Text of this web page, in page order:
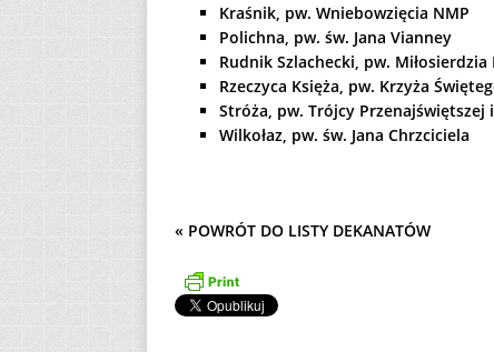
Kraśnik, pw. Wniebowzięcia NMP
Polichna, pw. św. Jana Vianney
Rudnik Szlachecki, pw. Miłosierdzia
Rzeczyca Księża, pw. Krzyża
Stróża, pw. Trójcy
Wilkołaz, pw. św. Jana Chrzciciela
« POWRÓT DO LISTY DEKANATÓW